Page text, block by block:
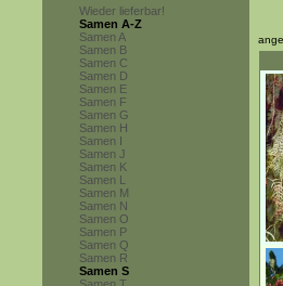
Wieder lieferbar!
Samen A-Z
Samen A
Samen B
Samen C
Samen D
Samen E
Samen F
Samen G
Samen H
Samen I
Samen J
Samen K
Samen L
Samen M
Samen N
Samen O
Samen P
Samen Q
Samen R
Samen S